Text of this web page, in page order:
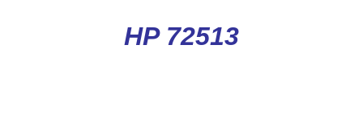
HP 72513